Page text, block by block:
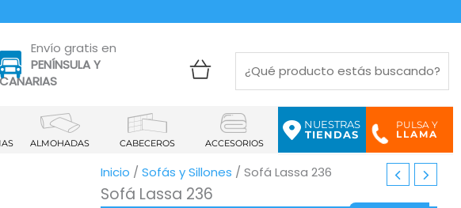
Envío gratis en
PENÍNSULA Y
CANARIAS
ALMOHADAS CABECEROS ACCESORIOS
NUESTRAS
TIENDAS
PULSA Y
LLAMA
Inicio /Sofás y Sillones / Sofá Lassa 236
Sofá Lassa 236
El
precio
original
El
precio
actual